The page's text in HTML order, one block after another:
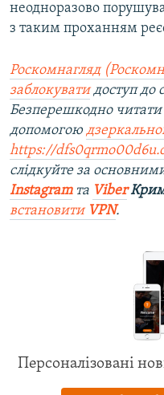
неодноразово
з таким проханням
Роскомнагляд
заблокуватидоступ до
Безперешкодно
допомогою
https://
слідкуйте за
Instagramта Viber
встановити VPN.
Персоналізовані